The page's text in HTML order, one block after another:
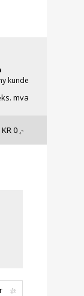
kunde
mva
KR0,-